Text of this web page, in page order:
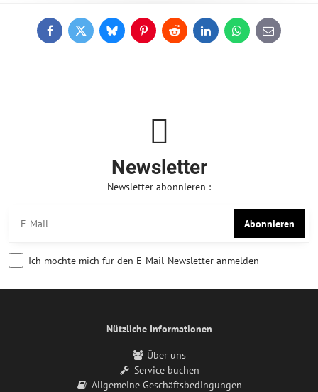
FacebookTwitterBlueskyPinterestReddit LinkedInWhatsApp
E-
mail
Newsletter
Newsletter abonnieren :
Abonnieren
Ich möchte mich für den E-Mail-Newsletter anmelden
Nützliche Informationen
Über uns
Service buchen
Allgemeine Geschäftsbedingungen